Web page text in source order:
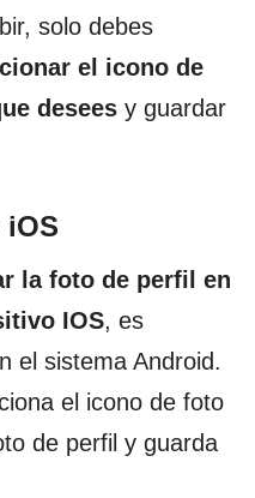
solo debes
el icono de
desees y guardar
la foto de perfil en
IOS, es
el sistema Android.
el icono de foto
de perfil y guarda